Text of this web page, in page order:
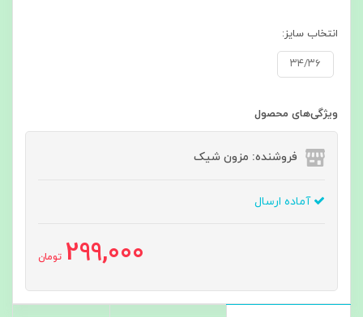
انتخاب سایز:
۳۴/۳۶
ویژگی‌های محصول
فروشنده: مزون شیک
آماده ارسال
299,000 تومان